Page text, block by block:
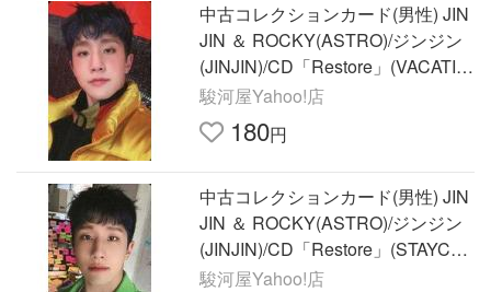
中古コレクションカード(男性) JIN
JIN ＆ ROCKY(ASTRO)/ジンジン
(JINJIN)/CD「Restore」(VACATIO
N ver.)封入特典フォトカー
駿河屋Yahoo!店
180円
中古コレクションカード(男性) JIN
JIN ＆ ROCKY(ASTRO)/ジンジン
(JINJIN)/CD「Restore」(STAYCAT
ION ver.)封入特典フォトカ
駿河屋Yahoo!店